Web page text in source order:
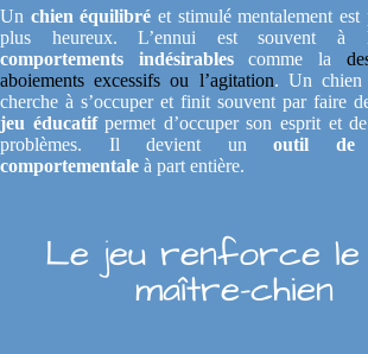
Un chien équilibré et stimulé mentalement est
plus heureux. L’ennui est souvent à
comportements indésirablescomme la
aboiements excessifs ou l’agitation. Un chien
cherche à s’occuper et finit souvent par faire
jeu éducatifpermet d’occuper son esprit et
problèmes. Il devient unoutil de
comportementale à part entière.
Le jeu renforce le
maître-chien